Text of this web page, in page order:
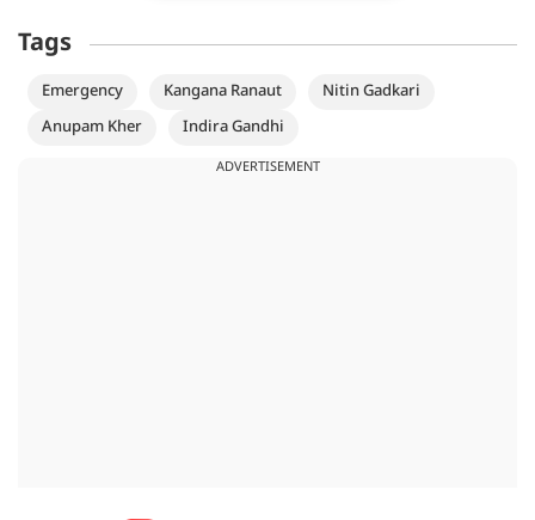
Tags
Emergency Kangana Ranaut
Nitin Gadkari
Anupam Kher
Indira Gandhi
ADVERTISEMENT